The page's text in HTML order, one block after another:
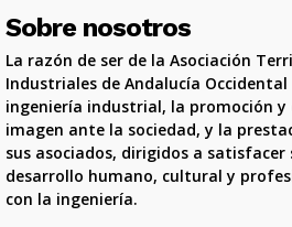
Sobre nosotros
La razón de ser de la Asociación
Industriales de Andalucía
ingeniería industrial, la promoción
imagen ante la sociedad, y la
sus asociados, dirigidos a satisfacer
desarrollo humano, cultural y
con la ingeniería.